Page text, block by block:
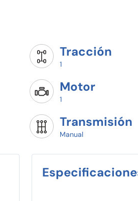
Tracción
1
Motor
1
Transmisión
Manual